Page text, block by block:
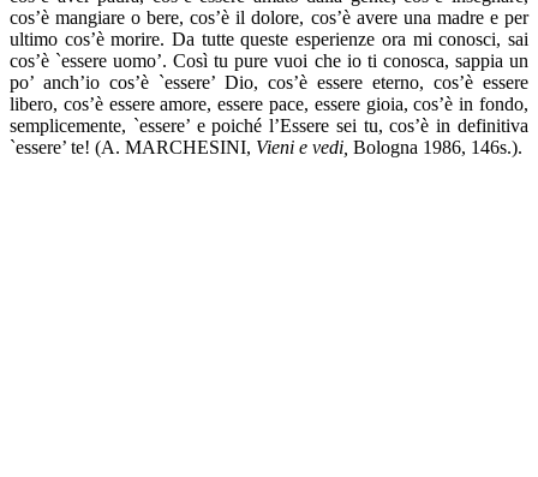
cos’è mangiare o bere, cos’è il dolore, cos’è avere una madre e per
ultimo cos’è morire. Da tutte queste esperienze ora mi conosci, sai
cos’è `essere uo­mo’. Così tu pure vuoi che io ti conosca, sappia un
po’ anch’io cos’è `essere’ Dio, cos’è essere eterno, cos’è essere
libero, co­s’è essere amore, essere pace, essere gioia, cos’è in fondo,
semplicemente, `essere’ e poiché l’Essere sei tu, cos’è in defi­nitiva
`essere’ te! (A. MARCHESINI, Vieni e vedi, Bologna 1986, 146s.).